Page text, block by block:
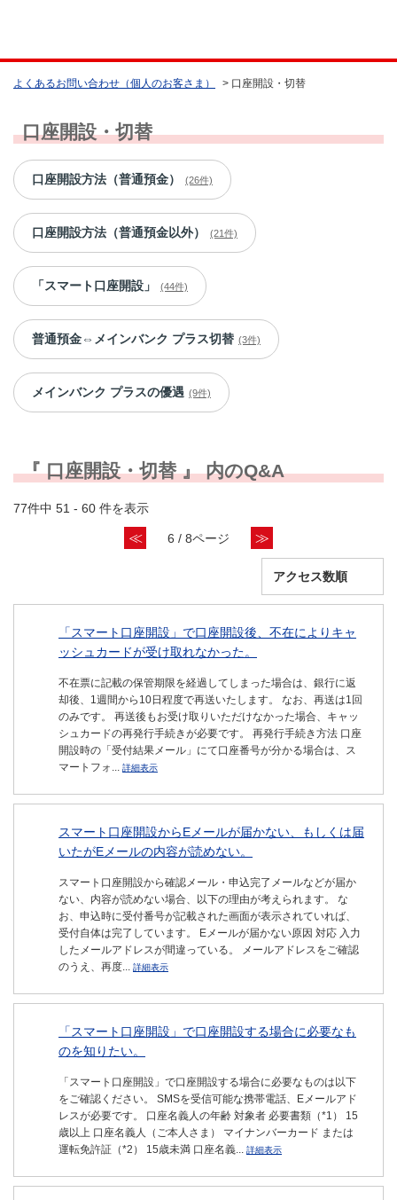
よくあるお問い合わせ（個人のお客さま） > 口座開設・切替
口座開設・切替
口座開設方法（普通預金） (26件)
口座開設方法（普通預金以外） (21件)
「スマート口座開設」 (44件)
普通預金⇔メインバンク プラス切替 (3件)
メインバンク プラスの優遇 (9件)
『 口座開設・切替 』 内のQ&A
77件中 51 - 60 件を表示
≪ 6 / 8ページ ≫
「スマート口座開設」で口座開設後、不在によりキャ
ッシュカードが受け取れなかった。
不在票に記載の保管期限を経過してしまった場合は、銀行に返
却後、1週間から10日程度で再送いたします。 なお、再送は1回
のみです。 再送後もお受け取りいただけなかった場合、キャッ
シュカードの再発行手続きが必要です。 再発行手続き方法 口座
開設時の「受付結果メール」にて口座番号が分かる場合は、ス
マートフォ... 詳細表示
スマート口座開設からEメールが届かない、もしくは届
いたがEメールの内容が読めない。
スマート口座開設から確認メール・申込完了メールなどが届か
ない、内容が読めない場合、以下の理由が考えられます。 な
お、申込時に受付番号が記載された画面が表示されていれば、
受付自体は完了しています。 Eメールが届かない原因 対応 入力
したメールアドレスが間違っている。 メールアドレスをご確認
のうえ、再度... 詳細表示
「スマート口座開設」で口座開設する場合に必要なも
のを知りたい。
「スマート口座開設」で口座開設する場合に必要なものは以下
をご確認ください。 SMSを受信可能な携帯電話、Eメールアド
レスが必要です。 口座名義人の年齢 対象者 必要書類（*1） 15
歳以上 口座名義人（ご本人さま） マイナンバーカード または
運転免許証（*2） 15歳未満 口座名義... 詳細表示